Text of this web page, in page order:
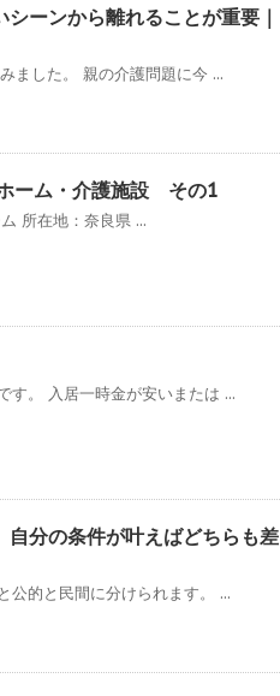
ーンから離れることが重要｜
ました。 親の介護問題に今 ...
ーム・介護施設 その1
所在地：奈良県 ...
す。 入居一時金が安いまたは ...
分の条件が叶えばどちらも差
公的と民間に分けられます。 ...